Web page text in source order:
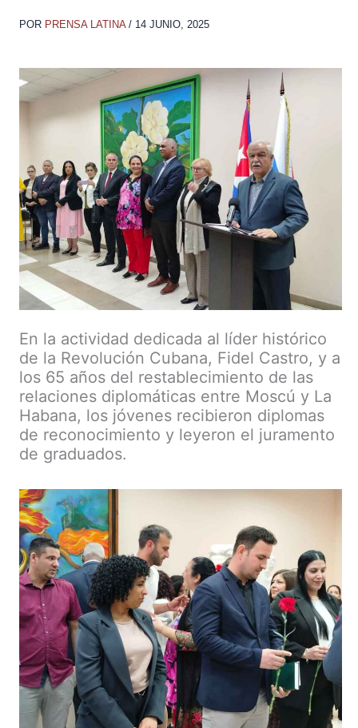
POR PRENSA LATINA / 14 JUNIO, 2025
En la actividad dedicada al líder histórico
de la Revolución Cubana, Fidel Castro, y a
los 65 años del restablecimiento de las
relaciones diplomáticas entre Moscú y La
Habana, los jóvenes recibieron diplomas
de reconocimiento y leyeron el juramento
de graduados.